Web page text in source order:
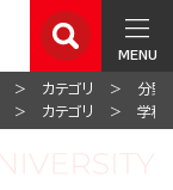
MENU
カテゴリ
分野
カテゴリ 学科